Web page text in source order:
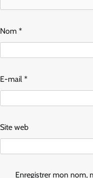
Nom *
E-mail *
Site web
Enregistrer mon nom,